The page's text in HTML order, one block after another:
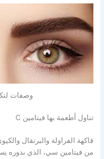
وصفات
تناول أطعمة بها فيتامين C
فاكهة الفراولة والبرتقال
من فيتامين سي، الذي بدوره